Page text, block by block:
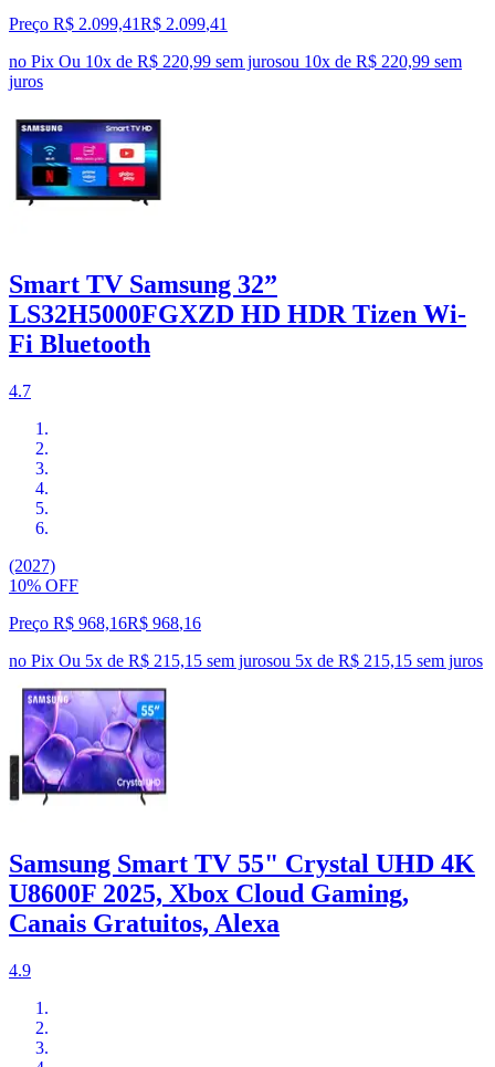
Preço R$ 2.099,41R$ 2.099,41
no Pix Ou 10x de R$ 220,99 sem jurosou 10x de R$ 220,99 sem
juros
Smart TV Samsung 32”
LS32H5000FGXZD HD HDR Tizen Wi-
Fi Bluetooth
4.7
(2027)
10% OFF
Preço R$ 968,16R$ 968,16
no Pix Ou 5x de R$ 215,15 sem jurosou 5x de R$ 215,15 sem juros
Samsung Smart TV 55" Crystal UHD 4K
U8600F 2025, Xbox Cloud Gaming,
Canais Gratuitos, Alexa
4.9